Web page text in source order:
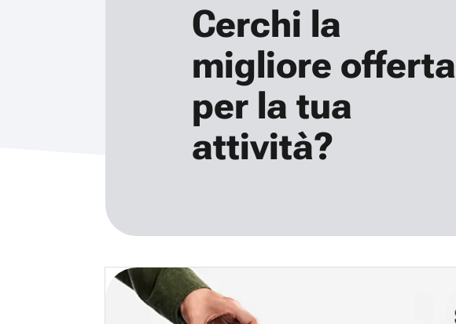
Cerchi la
migliore offerta
per la tua
attività?